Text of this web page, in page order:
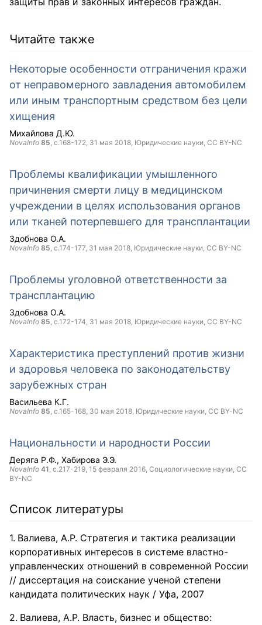
Читайте также
Некоторые особенности отграничения кражи
от неправомерного завладения автомобилем
или иным транспортным средством без цели
хищения
Михайлова Д.Ю.
NovaInfo 85, с.168-172, 31 мая 2018, Юридические науки, CC BY-NC
Проблемы квалификации умышленного
причинения смерти лицу в медицинском
учреждении в целях использования органов
или тканей потерпевшего для трансплантации
Здобнова О.А.
NovaInfo 85, с.174-177, 31 мая 2018, Юридические науки, CC BY-NC
Проблемы уголовной ответственности за
трансплантацию
Здобнова О.А.
NovaInfo 85, с.172-174, 31 мая 2018, Юридические науки, CC BY-NC
Характеристика преступлений против жизни
и здоровья человека по законодательству
зарубежных стран
Васильева К.Г.
NovaInfo 85, с.165-168, 30 мая 2018, Юридические науки, CC BY-NC
Национальности и народности России
Деряга Р.Ф. Хабирова Э.Э.
NovaInfo 41, с.217-219, 15 февраля 2016, Социологические науки, CC
BY-NC
Список литературы
Валиева, А.Р. Стратегия и тактика реализации
корпоративных интересов в системе властно-
управленческих отношений в современной России
// диссертация на соискание ученой степени
кандидата политических наук / Уфа, 2007
Валиева, А.Р. Власть, бизнес и общество: